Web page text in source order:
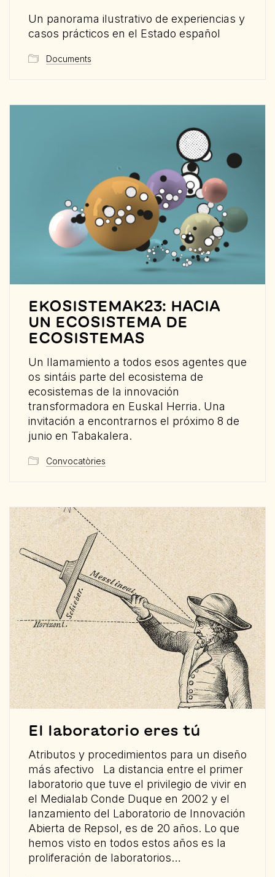
Un panorama ilustrativo de experiencias y
casos prácticos en el Estado español
Documents
EKOSISTEMAK23: HACIA
UN ECOSISTEMA DE
ECOSISTEMAS
Un llamamiento a todos esos agentes que
os sintáis parte del ecosistema de
ecosistemas de la innovación
transformadora en Euskal Herria. Una
invitación a encontrarnos el próximo 8 de
junio en Tabakalera.
Convocatòries
El laboratorio eres tú
Atributos y procedimientos para un diseño
más afectivo La distancia entre el primer
laboratorio que tuve el privilegio de vivir en
el Medialab Conde Duque en 2002 y el
lanzamiento del Laboratorio de Innovación
Abierta de Repsol, es de 20 años. Lo que
hemos visto en todos estos años es la
proliferación de laboratorios…